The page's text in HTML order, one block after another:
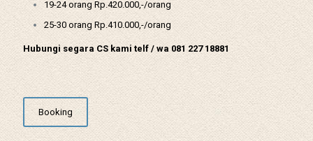
19-24 orang Rp.420.000,-/orang
25-30 orang Rp.410.000,-/orang
Hubungi segara CS kami telf / wa 081 227 18881
Booking